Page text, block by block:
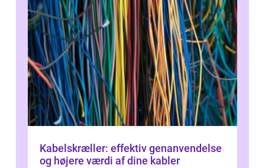
Kabelskræller: effektiv genanvendelse
og højere værdi af dine kabler